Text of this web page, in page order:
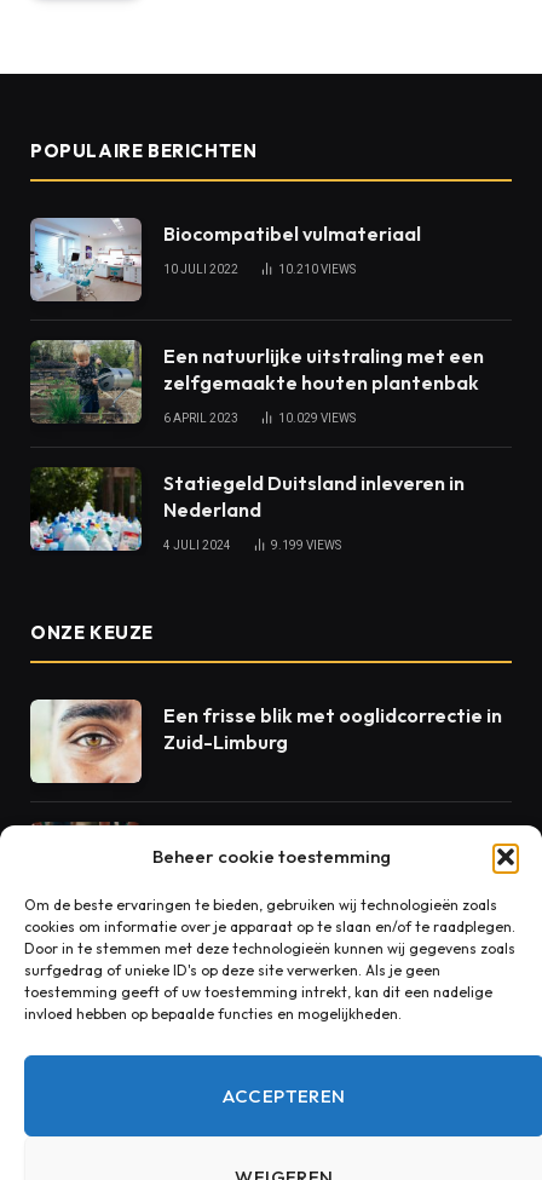
Beheer cookie toestemming
Om de beste ervaringen te bieden, gebruiken wij technologieën zoals
cookies om informatie over je apparaat op te slaan en/of te raadplegen.
Door in te stemmen met deze technologieën kunnen wij gegevens zoals
surfgedrag of unieke ID's op deze site verwerken. Als je geen
toestemming geeft of uw toestemming intrekt, kan dit een nadelige
invloed hebben op bepaalde functies en mogelijkheden.
ACCEPTEREN
POPULAIRE BERICHTEN
Biocompatibel vulmateriaal
10 JULI 2022 10.210VIEWS
Een natuurlijke uitstraling met een
zelfgemaakte houten plantenbak
6 APRIL 2023 10.029 VIEWS
Statiegeld Duitsland inleveren in
Nederland
4 JULI 2024 9.199 VIEWS
ONZE KEUZE
Een frisse blik met ooglidcorrectie in
Zuid-Limburg
Beton als dienst: waarom volgende-
dag levering de standaard zou
Rust in huis begint bij goede
akoestiek